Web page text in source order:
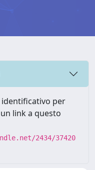
per
link a questo
2434/37420